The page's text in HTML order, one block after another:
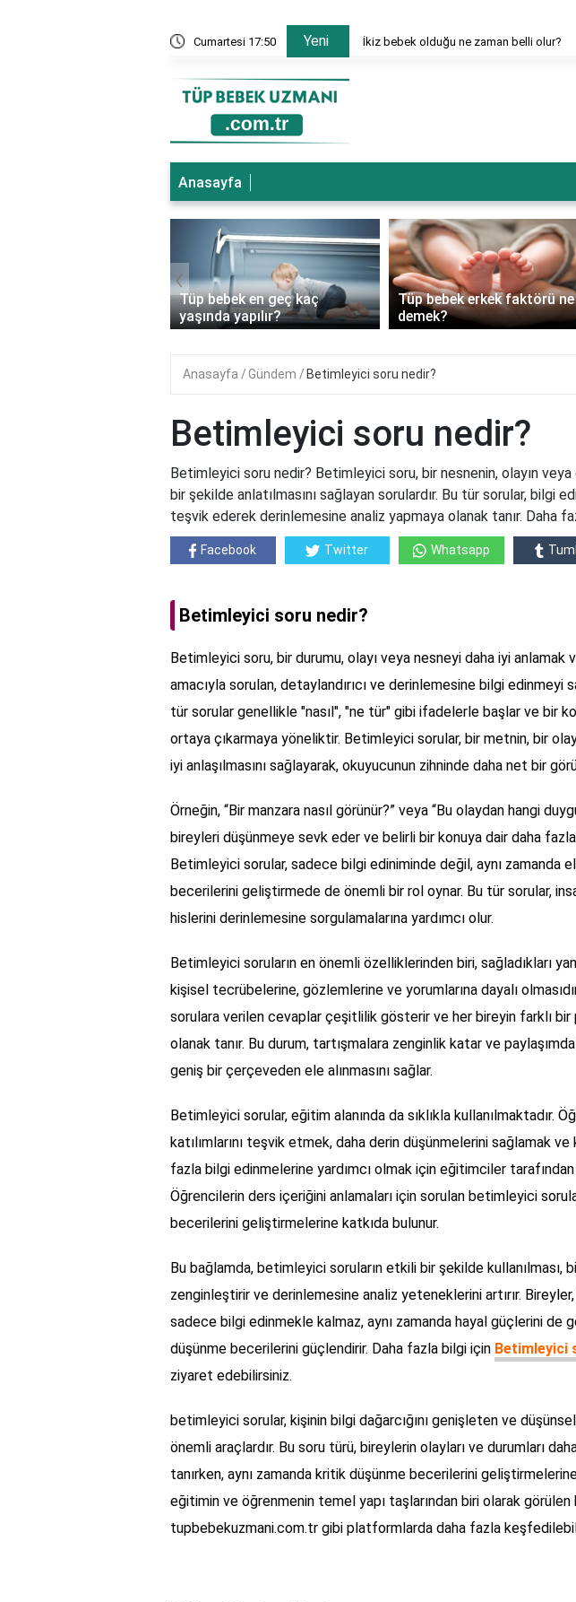
Cumartesi 17:50 Yeni İkiz bebek olduğu ne zaman belli olur?
Anasayfa
Tüp bebek en geç kaç
yaşında yapılır?
Tüp bebek erkek faktörü ne
demek?
‹
Anasayfa Gündem Betimleyici soru nedir?
Betimleyici soru nedir?
Betimleyici soru nedir? Betimleyici soru, bir nesnenin, olayın veya
bir şekilde anlatılmasını sağlayan sorulardır. Bu tür sorular, bilgi
teşvik ederek derinlemesine analiz yapmaya olanak tanır. Daha
Facebook Twitter Whatsapp
Betimleyici soru nedir?
Betimleyici soru, bir durumu, olayı veya nesneyi daha iyi anlamak
amacıyla sorulan, detaylandırıcı ve derinlemesine bilgi edinmeyi
tür sorular genellikle "nasıl", "ne tür" gibi ifadelerle başlar ve bir
ortaya çıkarmaya yöneliktir. Betimleyici sorular, bir metnin, bir
iyi anlaşılmasını sağlayarak, okuyucunun zihninde daha net bir
Örneğin, “Bir manzara nasıl görünür?” veya “Bu olaydan hangi
bireyleri düşünmeye sevk eder ve belirli bir konuya dair daha
Betimleyici sorular, sadece bilgi ediniminde değil, aynı zamanda
becerilerini geliştirmede de önemli bir rol oynar. Bu tür sorular,
hislerini derinlemesine sorgulamalarına yardımcı olur.
Betimleyici soruların en önemli özelliklerinden biri, sağladıkları
kişisel tecrübelerine, gözlemlerine ve yorumlarına dayalı
sorulara verilen cevaplar çeşitlilik gösterir ve her bireyin farklı bir
olanak tanır. Bu durum, tartışmalara zenginlik katar ve
geniş bir çerçeveden ele alınmasını sağlar.
Betimleyici sorular, eğitim alanında da sıklıkla kullanılmaktadır.
katılımlarını teşvik etmek, daha derin düşünmelerini sağlamak ve
fazla bilgi edinmelerine yardımcı olmak için eğitimciler
Öğrencilerin ders içeriğini anlamaları için sorulan betimleyici
becerilerini geliştirmelerine katkıda bulunur.
Bu bağlamda, betimleyici soruların etkili bir şekilde kullanılması,
zenginleştirir ve derinlemesine analiz yeteneklerini artırır. Bireyler,
sadece bilgi edinmekle kalmaz, aynı zamanda hayal güçlerini de
düşünme becerilerini güçlendirir. Daha fazla bilgi için Betimleyici
ziyaret edebilirsiniz.
betimleyici sorular, kişinin bilgi dağarcığını genişleten ve
önemli araçlardır. Bu soru türü, bireylerin olayları ve durumları
tanırken, aynı zamanda kritik düşünme becerilerini
eğitimin ve öğrenmenin temel yapı taşlarından biri olarak görülen
tupbebekuzmani.com.tr gibi platformlarda daha fazla